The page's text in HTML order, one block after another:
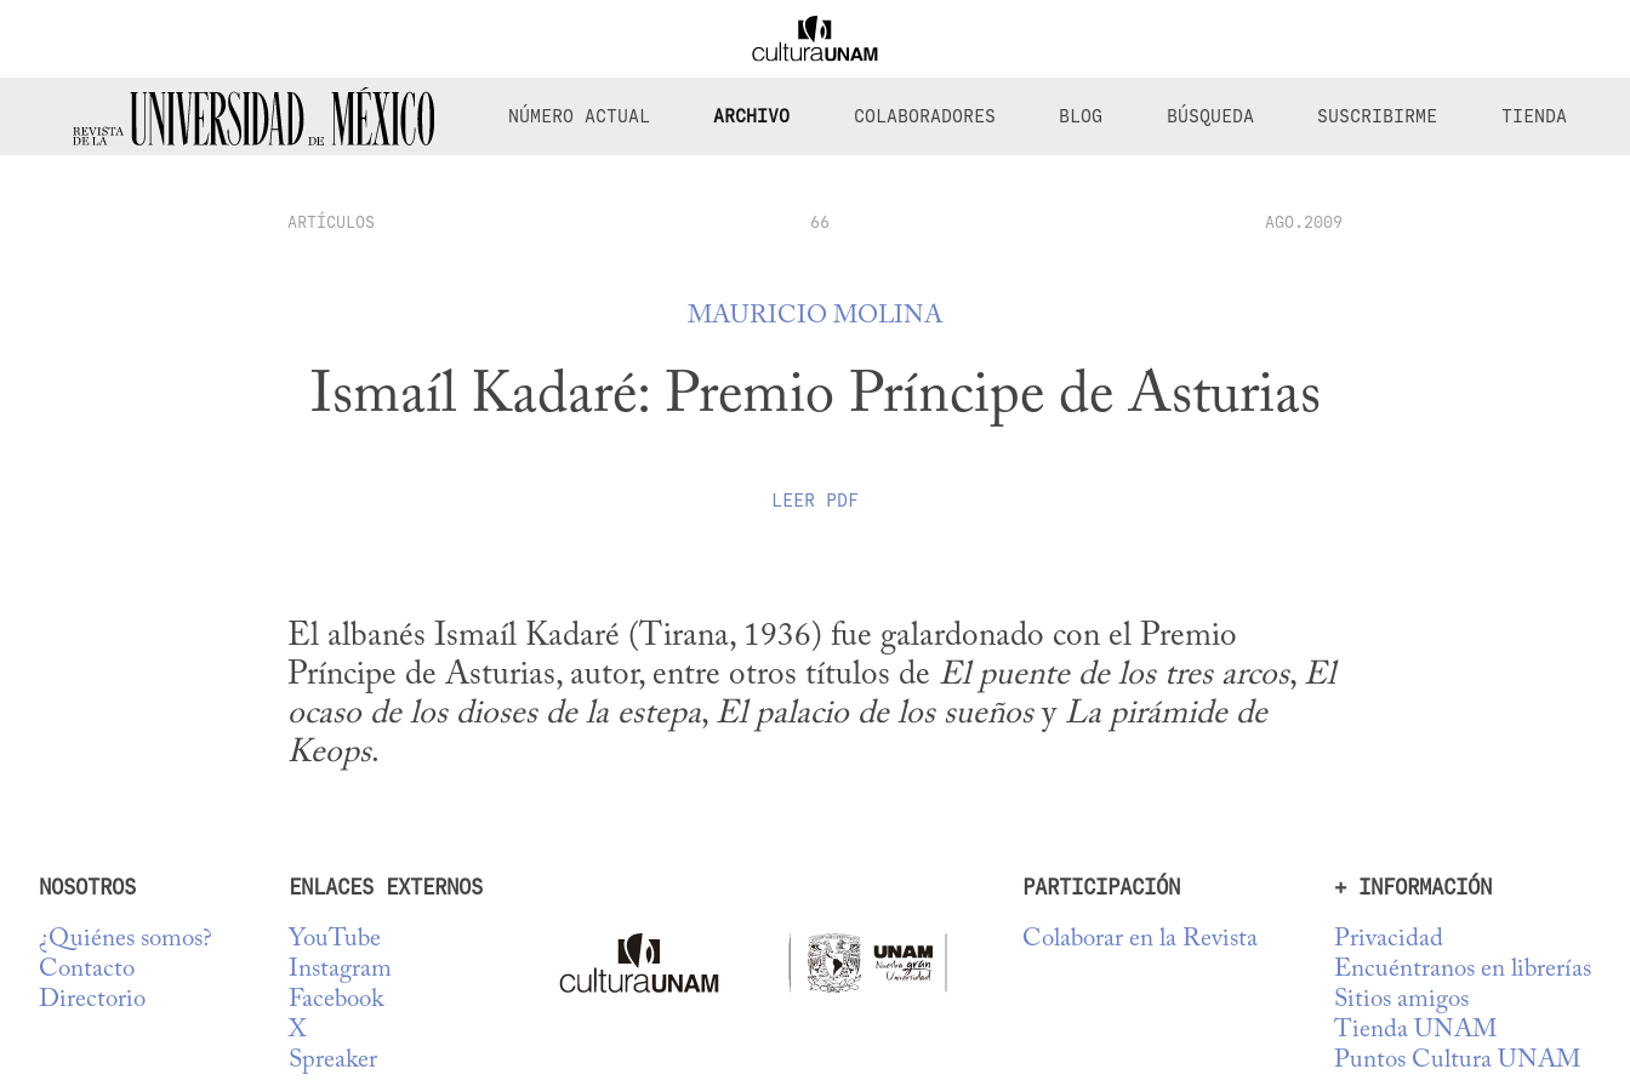
NÚMERO ACTUAL ARCHIVO COLABORADORES BLOG BÚSQUEDA SUSCRIBIRME TIENDA
ARTÍCULOS 66 AGO.2009
MAURICIO MOLINA
Ismaíl Kadaré: Premio Príncipe de Asturias
LEER PDF
El albanés Ismaíl Kadaré (Tirana, 1936) fue galardonado con el Premio
Príncipe de Asturias, autor, entre otros títulos de El puente de los tres arcos, El
ocaso de los dioses de la estepa, El palacio de los sueños y La pirámide de
Keops.
NOSOTROS
¿Quiénes somos?
Contacto
Directorio
ENLACES EXTERNOS
YouTube
Instagram
Facebook
X
Spreaker
PARTICIPACIÓN
Colaborar en la Revista
+ INFORMACIÓN
Privacidad
Encuéntranos en librerías
Sitios amigos
Tienda UNAM
Puntos Cultura UNAM